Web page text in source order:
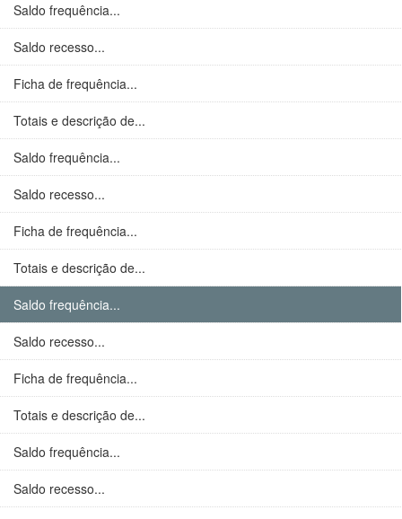
Saldo frequência...
Saldo recesso...
Ficha de frequência...
Totais e descrição de...
Saldo frequência...
Saldo recesso...
Ficha de frequência...
Totais e descrição de...
Saldo frequência...
Saldo recesso...
Ficha de frequência...
Totais e descrição de...
Saldo frequência...
Saldo recesso...